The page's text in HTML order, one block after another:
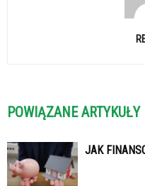
POWIĄZANE ARTYKUŁY
JAK